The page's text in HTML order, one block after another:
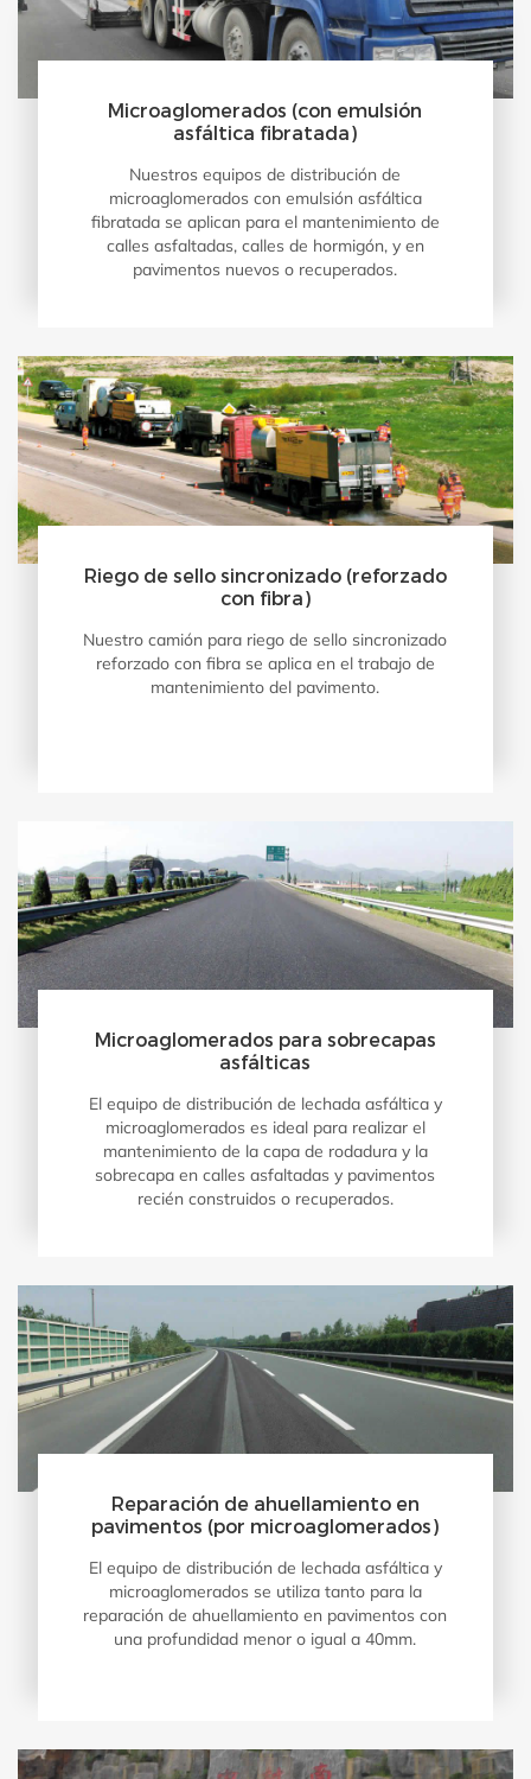
Microaglomerados (con emulsión
asfáltica fibratada)
Nuestros equipos de distribución de
microaglomerados con emulsión asfáltica
fibratada se aplican para el mantenimiento de
calles asfaltadas, calles de hormigón, y en
pavimentos nuevos o recuperados.
Riego de sello sincronizado (reforzado
con fibra)
Nuestro camión para riego de sello sincronizado
reforzado con fibra se aplica en el trabajo de
mantenimiento del pavimento.
Microaglomerados para sobrecapas
asfálticas
El equipo de distribución de lechada asfáltica y
microaglomerados es ideal para realizar el
mantenimiento de la capa de rodadura y la
sobrecapa en calles asfaltadas y pavimentos
recién construidos o recuperados.
Reparación de ahuellamiento en
pavimentos (por microaglomerados)
El equipo de distribución de lechada asfáltica y
microaglomerados se utiliza tanto para la
reparación de ahuellamiento en pavimentos con
una profundidad menor o igual a 40mm.